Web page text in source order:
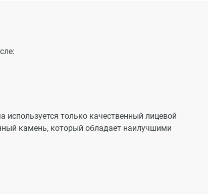
используется только качественный лицевой
камень, который обладает наилучшими